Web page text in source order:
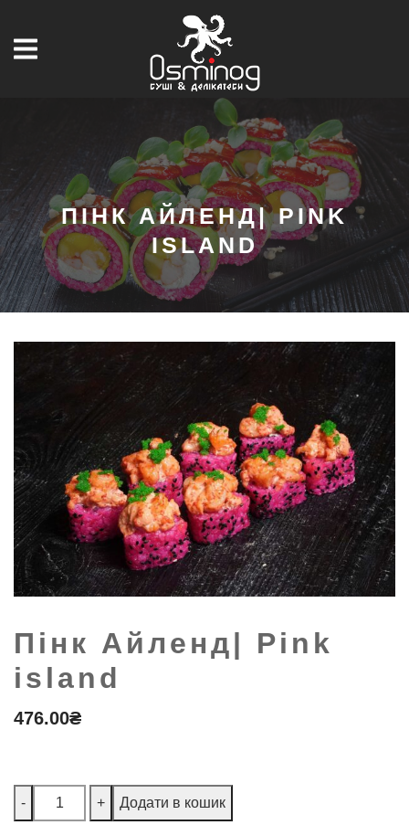
ПІНК АЙЛЕНД| PINK
ISLAND
Пінк Айленд| Pink
island
476.00₴
-
Кількість
+ Додати в кошик